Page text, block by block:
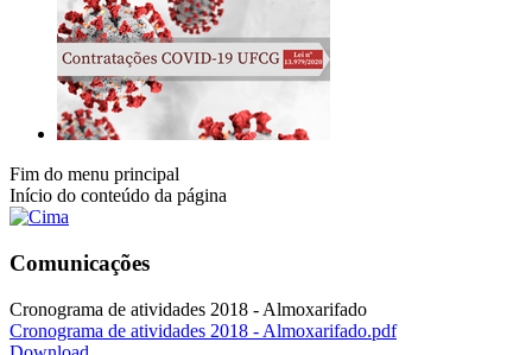
Fim do menu principal
Início do conteúdo da página
Comunicações
Cronograma de atividades 2018 - Almoxarifado
Cronograma de atividades 2018 - Almoxarifado.pdf